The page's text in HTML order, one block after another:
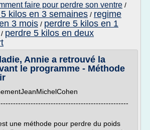
faire pour perdre son ventre /
kilos en 3 semaines / regime
3 mois / perdre 5 kilos en 1
/ perdre 5 kilos en deux
Annie a retrouvé la
le programme - Méthode
une méthode pour perdre du poids